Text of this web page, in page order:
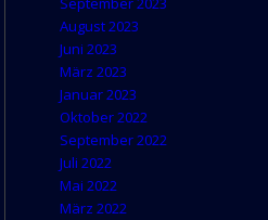
August 2023
Juni 2023
März 2023
Januar 2023
Oktober 2022
September 2022
Juli 2022
Mai 2022
März 2022